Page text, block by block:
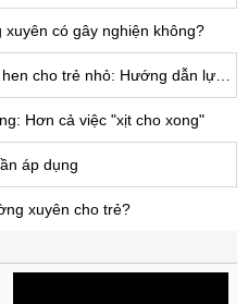
có gây nghiện không?
Hơn cả việc "xịt cho xong"
áp dụng
xuyên cho trẻ?